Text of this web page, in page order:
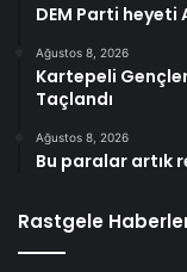
DEM Parti heyeti
Ağustos 8, 2026
Kartepeli
Taçlandı
Ağustos 8, 2026
Bu paralar artık
Rastgele